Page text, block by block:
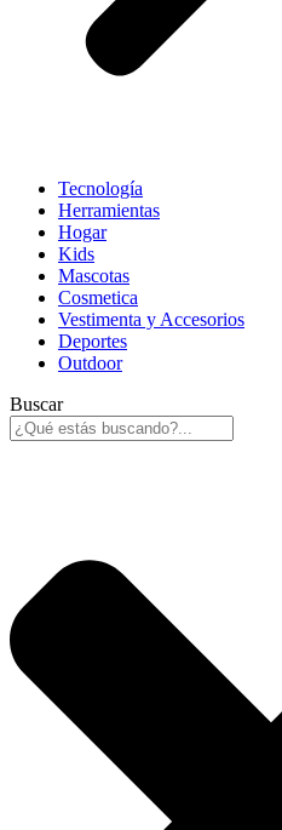
Tecnología
Herramientas
Hogar
Kids
Mascotas
Cosmetica
Vestimenta y Accesorios
Deportes
Outdoor
Buscar